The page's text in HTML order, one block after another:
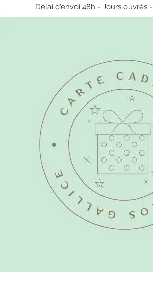
Délai d'envoi 48h - Jours ouvrés -